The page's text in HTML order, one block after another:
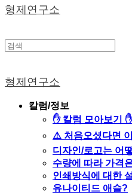
형제연구소
형제연구소
칼럼/정보
✋ 칼럼 모아보기 ✋
⚠️ 처음오셨다면
디자인/로고는 어
수량에 따라 가격
인쇄방식에 대한
유나이티드 애슬?